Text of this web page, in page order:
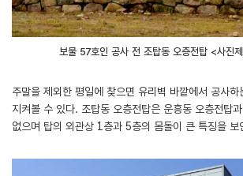
보물 57호인 공사 전 조탑동 오층전탑 <사진제
주말을 제외한 평일에 찾으면 유리벽 바깥에서 공사하
지켜볼 수 있다. 조탑동 오층전탑은 운흥동 오층전탑
없으며 탑의 외관상 1층과 5층의 몸돌이 큰 특징을 보